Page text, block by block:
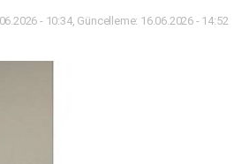
- 10:34, Güncelleme: 16.06.2026 - 14:52